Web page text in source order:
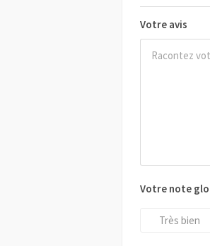
Votre avis
Votre note
Très bien